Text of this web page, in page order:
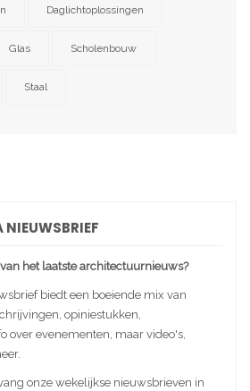
Daglichtoplossingen
Glas Scholenbouw
Staal
het laatste architectuurnieuws?
biedt een boeiende mix van
opiniestukken,
over evenementen, maar video's,
onze wekelijkse nieuwsbrieven in